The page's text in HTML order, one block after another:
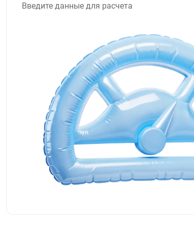
Введите данные для расчета